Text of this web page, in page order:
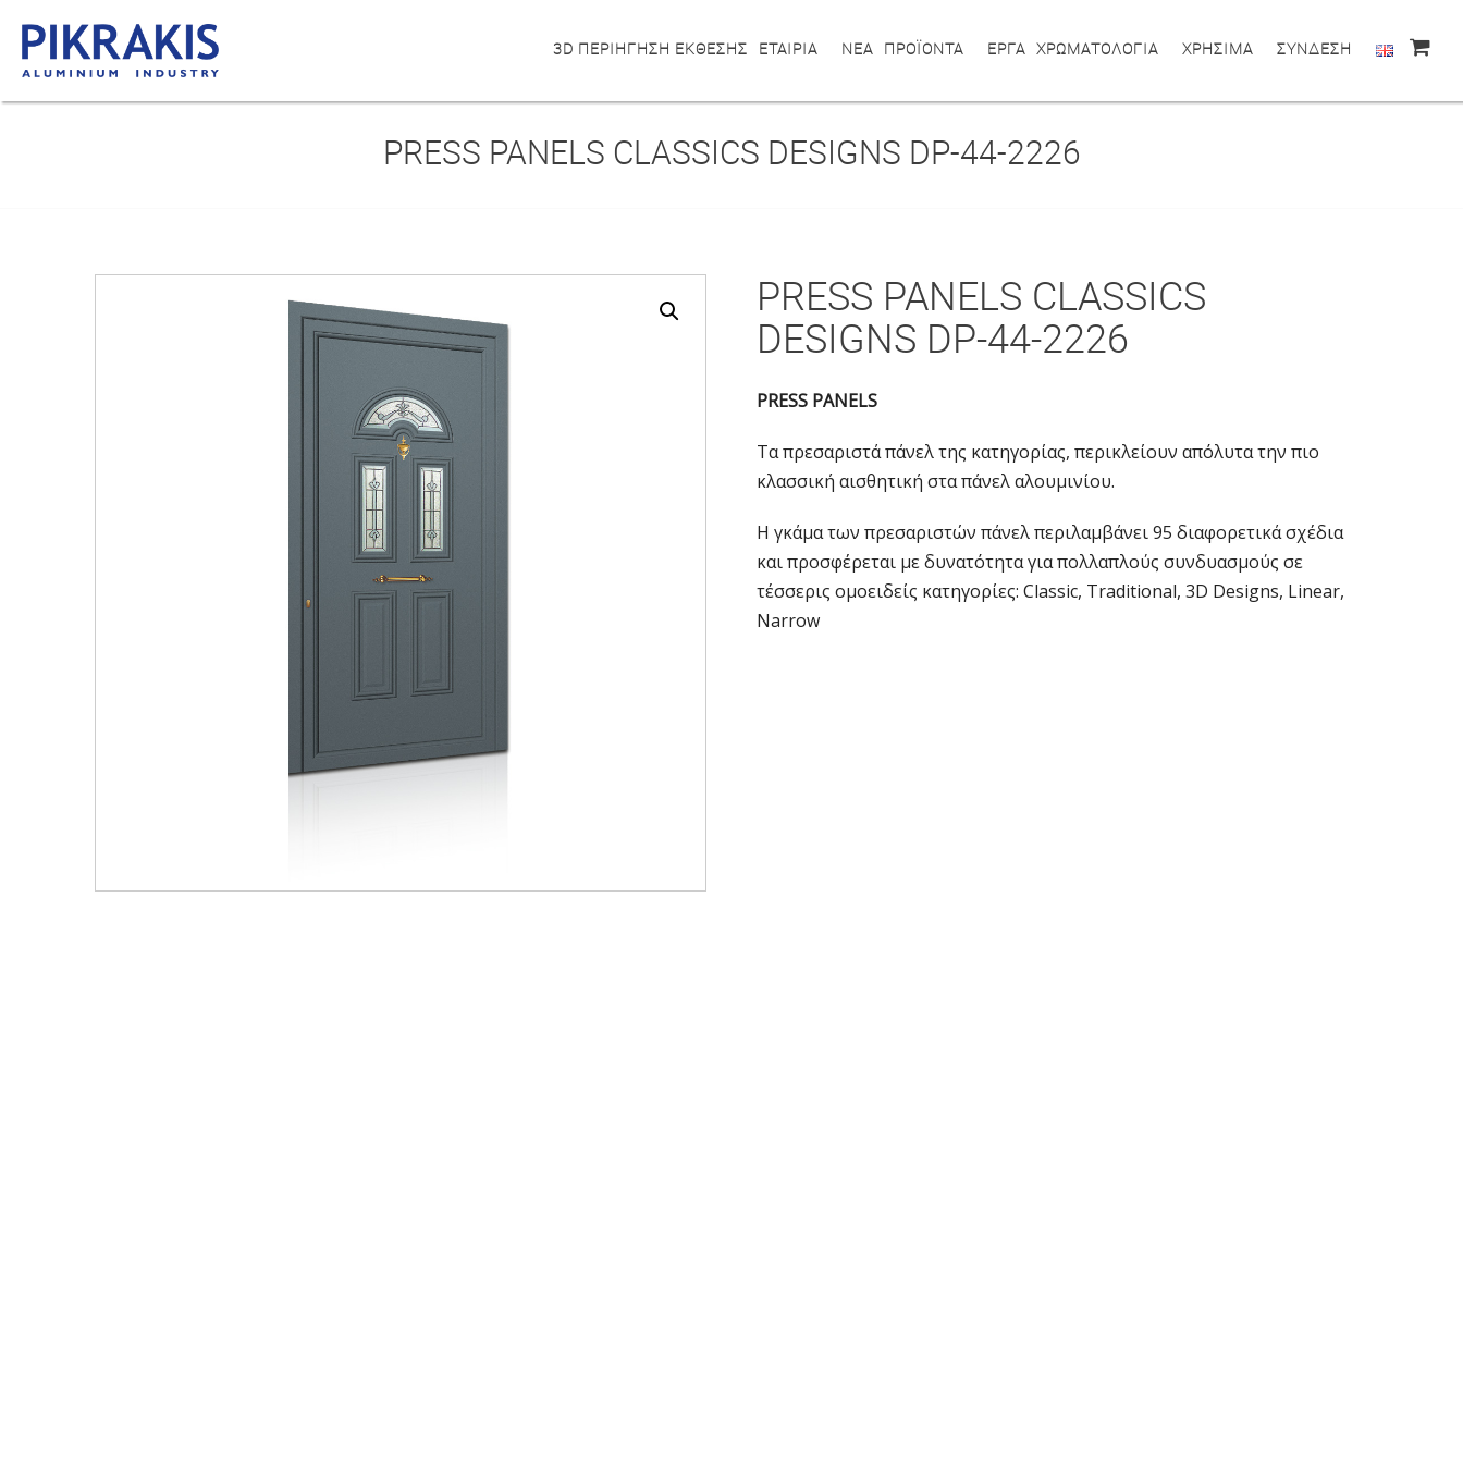
3D ΠΕΡΙΗΓΗΣΗ ΕΚΘΕΣΗΣ ΕΤΑΙΡΙΑ ΝΕΑ ΠΡΟΪΟΝΤΑ ΕΡΓΑ ΧΡΩΜΑΤΟΛΟΓΙΑ ΧΡΗΣΙΜΑ ΣΥΝΔΕΣΗ
PRESS PANELS CLASSICS DESIGNS DP-44-2226
PRESS PANELS CLASSICS
DESIGNS DP-44-2226
PRESS PANELS
Τα πρεσαριστά πάνελ της κατηγορίας, περικλείουν απόλυτα την πιο
κλασσική αισθητική στα πάνελ αλουμινίου.
Η γκάμα των πρεσαριστών πάνελ περιλαμβάνει 95 διαφορετικά σχέδια
και προσφέρεται με δυνατότητα για πολλαπλούς συνδυασμούς σε
τέσσερις ομοειδείς κατηγορίες: Classic, Traditional, 3D Designs, Linear,
Narrow